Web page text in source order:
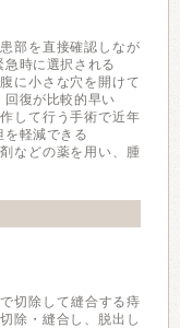
部を直接確認しなが
時に選択される
に小さな穴を開けて
回復が比較的早い
して行う手術で近年
を軽減できる
などの薬を用い、腫
切除して縫合する痔
除・縫合し、脱出し